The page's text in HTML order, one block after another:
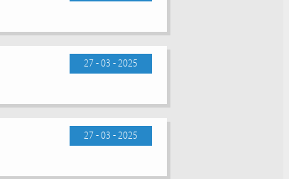
27 - 03 - 2025
27 - 03 - 2025